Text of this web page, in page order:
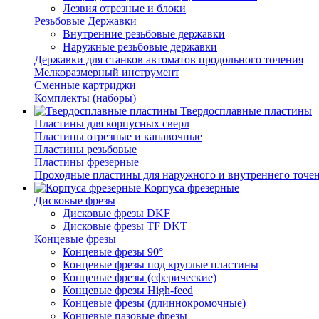
Лезвия отрезные и блоки
Резьбовые Державки
Внутренние резьбовые державки
Наружные резьбовые державки
Державки для станков автоматов продольного точения
Мелкоразмерный инструмент
Сменные картриджи
Комплекты (наборы)
Твердосплавные пластины
Пластины для корпусных сверл
Пластины отрезные и канавочные
Пластины резьбовые
Пластины фрезерные
Проходные пластины для наружного и внутреннего
Корпуса фрезерные
Дисковые фрезы
Дисковые фрезы DKF
Дисковые фрезы TF DKT
Концевые фрезы
Концевые фрезы 90°
Концевые фрезы под круглые пластины
Концевые фрезы (сферические)
Концевые фрезы High-feed
Концевые фрезы (длиннокромочные)
Концевые пазовые фрезы